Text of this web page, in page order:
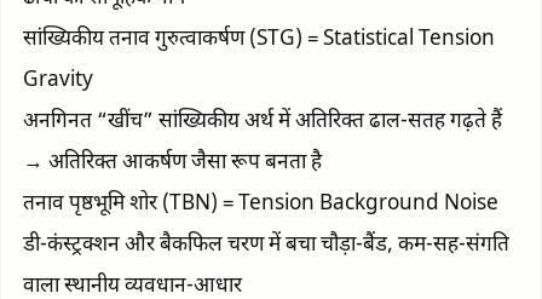
सांख्यिकीय तनाव गुरुत्वाकर्षण (STG) = Statistical Tension
Gravity
अनगिनत “खींच” सांख्यिकीय अर्थ में अतिरिक्त ढाल-सतह गढ़ते हैं
→ अतिरिक्त आकर्षण जैसा रूप बनता है
तनाव पृष्ठभूमि शोर (TBN) = Tension Background Noise
डी-कंस्ट्रक्शन और बैकफिल चरण में बचा चौड़ा-बैंड, कम-सह-संगति
वाला स्थानीय व्यवधान-आधार